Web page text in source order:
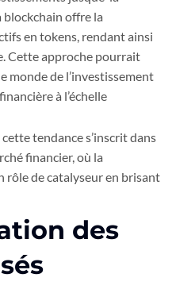
blockchain offre la
en tokens, rendant ainsi
Cette approche pourrait
monde de l’investissement
à l’échelle
tendance s’inscrit dans
financier, où la
rôle de catalyseur en brisant
des